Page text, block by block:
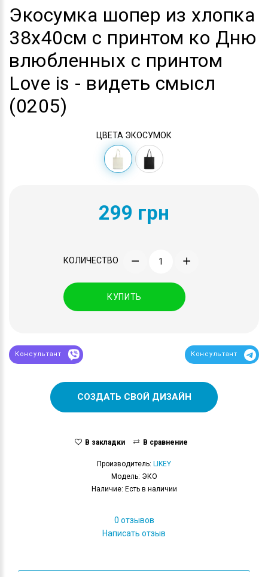
Экосумка шопер из хлопка
38х40см с принтом ко Дню
влюбленных с принтом
Love is - видеть смысл
(0205)
ЦВЕТА ЭКОСУМОК
299 грн
КОЛИЧЕСТВО
КУПИТЬ
Консультант Консультант
СОЗДАТЬ СВОЙ ДИЗАЙН
В закладки В сравнение
Производитель: LIKEY
Модель: ЭКО
Наличие: Есть в наличии
0 отзывов
Написать отзыв